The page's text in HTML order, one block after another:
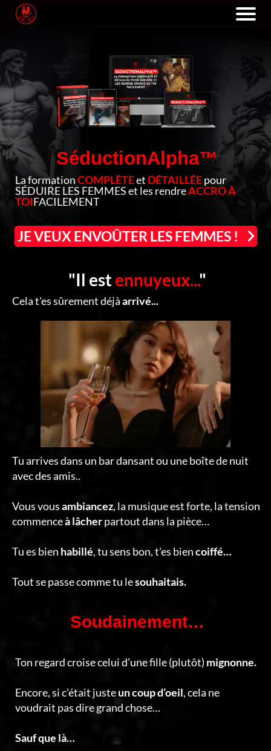
SéductionAlpha™
La formationCOMPLÈTEet DÉTAILLÉEpour
SÉDUIRE LES FEMMES et les rendreACCRO À
TOIFACILEMENT
JE VEUX ENVOÛTER LES FEMMES !
"Il estennuyeux..."
Cela t'es sûrement déjàarrivé...
Tu arrives dans un bar dansant ou une boîte de nuit
avec des amis..
Vous vousambiancez, la musique est forte, la tension
commenceà lâcherpartout dans la pièce…
Tu es bien habillé, tu sens bon, t'es biencoiffé…
Tout se passe comme tu lesouhaitais.
Soudainement…
Ton regard croise celui d’une fille (plutôt) mignonne.
Encore, si c’était justeun coup d’oeil, cela ne
voudrait pas dire grand chose…
Sauf que là…